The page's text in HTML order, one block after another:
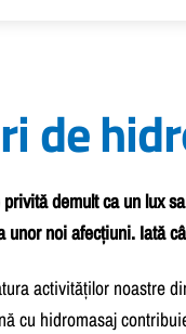
de
demult ca un lux
noi afecțiuni. Iată
activităților noastre
cu hidromasaj